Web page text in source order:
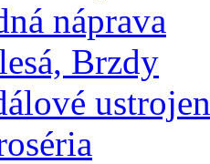
náprava
Brzdy